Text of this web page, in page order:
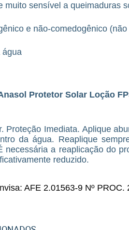
muito sensível a queimaduras
e não-comedogênico
água
Protetor Solar Loção
Proteção Imediata. Aplique
da água. Reaplique
necessária a reaplicação do
reduzido.
AFE 2.01563-9 Nº